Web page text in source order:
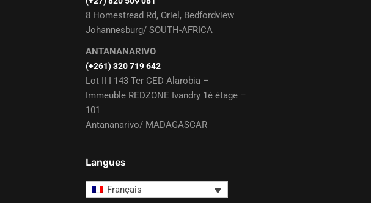
8 Homestread Rd, Oriel, Bedfordview
Johannesburg/ SOUTH-AFRICA
ANTANANARIVO
(+261) 320 719 642
Lot II I 143 Ter CED Alarobia –
Immeuble REDZONE Ivandry 1è étage –
101
Antananarivo/ MADAGASCAR
Langues
Français